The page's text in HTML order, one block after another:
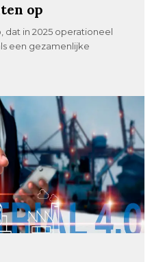
op
dat in 2025 operationeel
een gezamenlijke